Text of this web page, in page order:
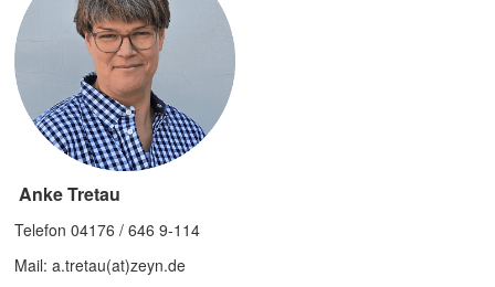
Anke Tretau
Telefon 04176 / 646 9-114
Mail: a.tretau(at)zeyn.de